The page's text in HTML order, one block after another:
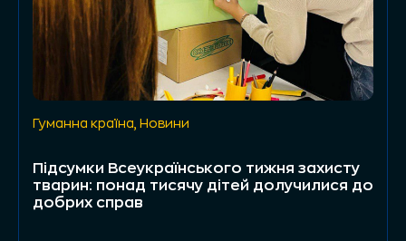
Гуманна країна Новини
Підсумки Всеукраїнського тижня захисту
тварин: понад тисячу дітей долучилися до
добрих справ